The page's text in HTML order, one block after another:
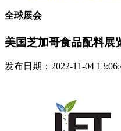
全球展会
美国芝加哥食品配料展
发布日期：2022-11-04